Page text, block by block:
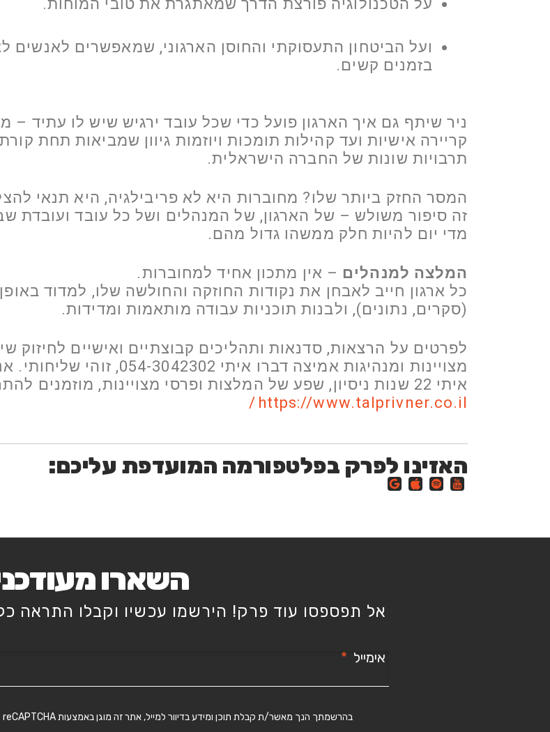
על הטכנולוגיה פורצת הדרך שמאתגרת את טובי המוחות.
ועל הביטחון התעסוקתי והחוסן הארגוני, שמאפשרים לאנשים
בזמנים קשים.
ניר שיתף גם איך הארגון פועל כדי שכל עובד ירגיש שיש לו עתיד –
קריירה אישיות ועד קהילות תומכות ויוזמות גיוון שמביאות תחת
תרבויות שונות של החברה הישראלית.
המסר החזק ביותר שלו? מחוברות היא לא פריבילגיה, היא תנאי
זה סיפור משולש – של הארגון, של המנהלים ושל כל עובד ועובדת
מדי יום להיות חלק ממשהו גדול מהם.
המלצה למנהלים – אין מתכון אחיד למחוברות.
כל ארגון חייב לאבחן את נקודות החוזקה והחולשה שלו, למדוד
(סקרים, נתונים), ולבנות תוכניות עבודה מותאמות ומדידות.
לפרטים על הרצאות, סדנאות ותהליכים קבוצתיים ואישיים לחיזוק
מצויינות ומנהיגות אמיצה דברו איתי 054-
איתי 22 שנות ניסיון, שפע של המלצות ופרסי מצויינות, מוזמנים להתרשם –
⁠⁠https://www.talprivner.co.il/⁠⁠
האזינו לפרק בפלטפורמה המועדפת עליכם:
השארו
אל תפספסו עוד פרק! הירשמו עכשיו וקבלו התראה
אימייל
בהרשמתך הנך מאשר/ת קבלת תוכן ומידע בדיוור למייל, אתר זה מוגן באמצעות reCAPTCHA